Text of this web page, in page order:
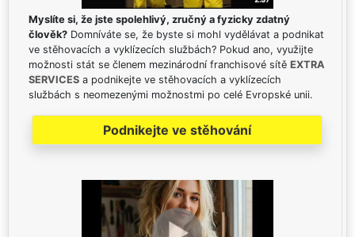
Myslíte si, že jste spolehlivý, zručný a fyzicky zdatný
člověk? Domníváte se, že byste si mohl vydělávat a podnikat
ve stěhovacích a vyklízecích službách? Pokud ano, využijte
možnosti stát se členem mezinárodní franchisové sítě EXTRA
SERVICES a podnikejte ve stěhovacích a vyklízecích
službách s neomezenými možnostmi po celé Evropské unii.
Podnikejte ve stěhování